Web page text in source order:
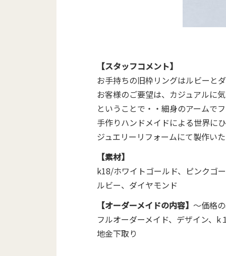
【スタッフコメント】
お手持ちの旧枠リングはルビーと
お客様のご要望は、カジュアルに
ということで・・細身のアームで
手作りハンドメイドによる世界に
ジュエリーリフォームにて製作い
【素材】
k18/ホワイトゴールド、ピンクゴ
ルビー、ダイヤモンド
【オーダーメイドの内容】 ～価格
フルオーダーメイド、デザイン、k
地金下取り